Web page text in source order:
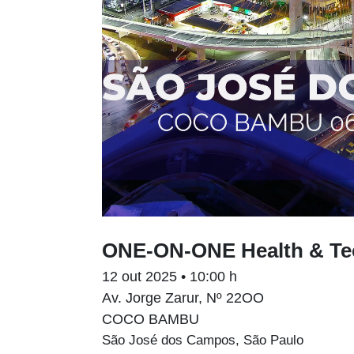
ONE-ON-ONE Health &
12 out 2025 • 10:00 h
Av. Jorge Zarur, Nº 22OO
COCO BAMBU
São José dos Campos, São Paulo